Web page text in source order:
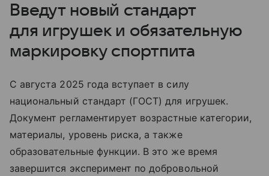
Введут новый стандарт
для игрушек и обязательную
маркировку спортпита
С августа 2025 года вступает в силу
национальный стандарт (ГОСТ) для игрушек.
Документ регламентирует возрастные категории,
материалы, уровень риска, а также
образовательные функции. В это же время
завершится эксперимент по добровольной